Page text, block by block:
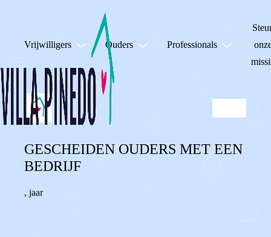
Vrijwilligers Ouders Professionals
GESCHEIDEN OUDERS MET EEN
BEDRIJF
, jaar